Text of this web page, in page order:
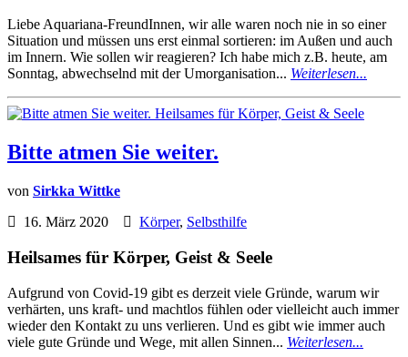
Liebe Aquariana-FreundInnen, wir alle waren noch nie in so einer
Situation und müssen uns erst einmal sortieren: im Außen und auch
im Innern. Wie sollen wir reagieren? Ich habe mich z.B. heute, am
Sonntag, abwechselnd mit der Umorganisation... Weiterlesen...
Bitte atmen Sie weiter.
von Sirkka Wittke
16. März 2020
Körper, Selbsthilfe
Heilsames für Körper, Geist & Seele
Aufgrund von Covid-19 gibt es derzeit viele Gründe, warum wir
verhärten, uns kraft- und machtlos fühlen oder vielleicht auch immer
wieder den Kontakt zu uns verlieren. Und es gibt wie immer auch
viele gute Gründe und Wege, mit allen Sinnen... Weiterlesen...